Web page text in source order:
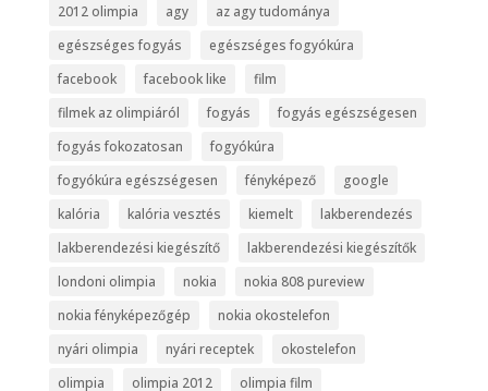
2012 olimpia agy
az agy tudománya
egészséges fogyás
egészséges fogyókúra
facebook
facebook like
film
filmek az olimpiáról
fogyás
fogyás egészségesen
fogyás fokozatosan
fogyókúra
fogyókúra egészségesen
fényképező
google
kalória
kalória vesztés kiemelt
lakberendezés
lakberendezési kiegészítő
lakberendezési kiegészítők
londoni olimpia
nokia
nokia 808 pureview
nokia fényképezőgép
nokia okostelefon
nyári olimpia
nyári receptek
okostelefon
olimpia
olimpia 2012 olimpia film